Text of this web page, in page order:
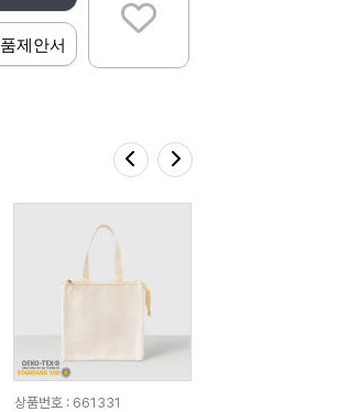
제안서
상품번호 : 661331